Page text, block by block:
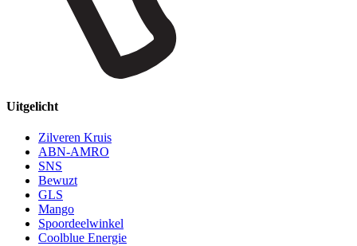
Uitgelicht
Zilveren Kruis
ABN-AMRO
SNS
Bewuzt
GLS
Mango
Spoordeelwinkel
Coolblue Energie